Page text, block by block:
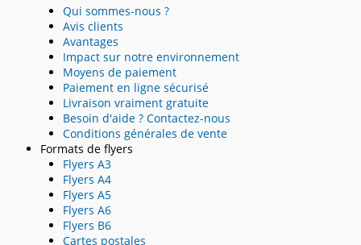
Qui sommes-nous ?
Avis clients
Avantages
Impact sur notre environnement
Moyens de paiement
Paiement en ligne sécurisé
Livraison vraiment gratuite
Besoin d'aide ? Contactez-nous
Conditions générales de vente
Formats de flyers
Flyers A3
Flyers A4
Flyers A5
Flyers A6
Flyers B6
Cartes postales